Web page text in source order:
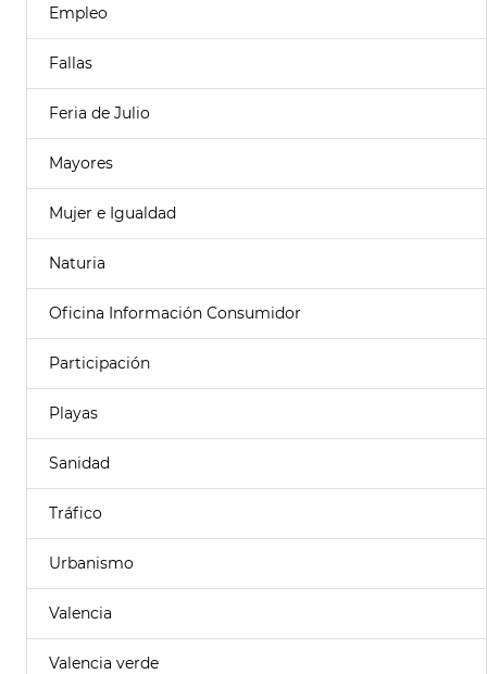
Empleo
Fallas
Feria de Julio
Mayores
Mujer e Igualdad
Naturia
Oficina Información Consumidor
Participación
Playas
Sanidad
Tráfico
Urbanismo
Valencia
Valencia verde